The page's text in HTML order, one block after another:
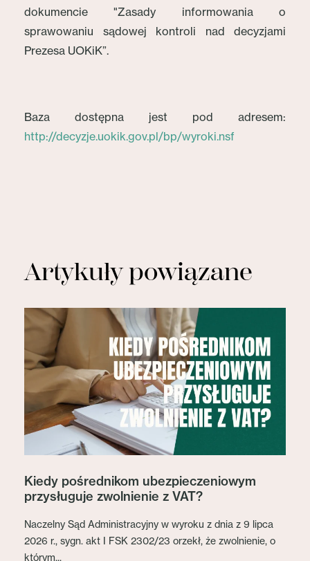
dokumencie "Zasady informowania o
sprawowaniu sądowej kontroli nad decyzjami
Prezesa UOKiK”.
Baza dostępna jest pod adresem:
http://decyzje.uokik.gov.pl/bp/wyroki.nsf
Artykuły powiązane
Kiedy pośrednikom ubezpieczeniowym
przysługuje zwolnienie z VAT?
Naczelny Sąd Administracyjny w wyroku z dnia z 9 lipca
2026 r., sygn. akt I FSK 2302/23 orzekł, że zwolnienie, o
którym...